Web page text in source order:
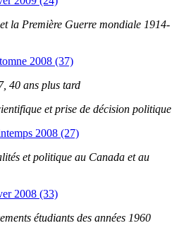
la Première Guerre mondiale 1914-
2008 (37)
40 ans plus tard
et prise de décision politique
2008 (27)
et politique au Canada et au
2008 (33)
étudiants des années 1960